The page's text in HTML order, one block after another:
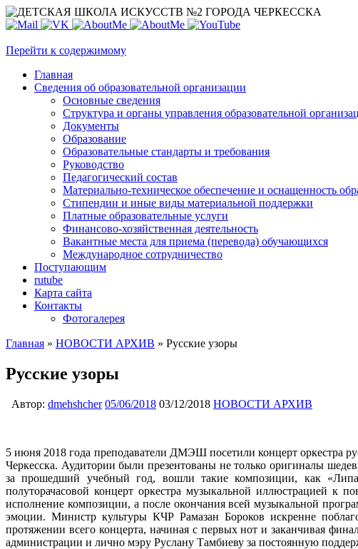
Перейти к содержимому
Главная
Сведения об образовательной организации
Основные сведения
Структура и органы управления образовательной
Документы
Образование
Образовательные стандарты и требования
Руководство
Педагогический состав
Материально-техническое обеспечение и оснащенность
Стипендии и иные виды материальной поддержки
Платные образовательные услуги
Финансово-хозяйственная деятельность
Вакантные места для приема (перевода) обучающихся
Международное сотрудничество
Поступающим
rutube
Карта сайта
Контакты
Фотогалерея
Главная » НОВОСТИ АРХИВ » Русские узоры
Русские узоры
Автор: dmehshcher 05/06/2018 03/12/2018 НОВОСТИ АРХИВ
5 июня 2018 года преподаватели ДМЭШ посетили концерт оркестра
Черкесска. Аудитории были презентованы не только оригиналы
за прошедший учебный год, вошли такие композиции, как «Липа
полуторачасовой концерт оркестра музыкальной иллюстрацией
исполнение композиции, а после окончания всей музыкальной
эмоции. Министр культуры КЧР Рамазан Бороков искренне
протяжении всего концерта, начиная с первых нот и заканчивая
администрации и лично мэру Руслану Тамбиеву за постоянную